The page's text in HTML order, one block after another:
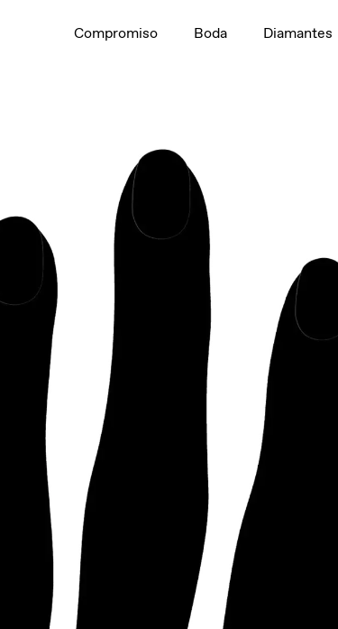
Compromiso Boda Diamantes